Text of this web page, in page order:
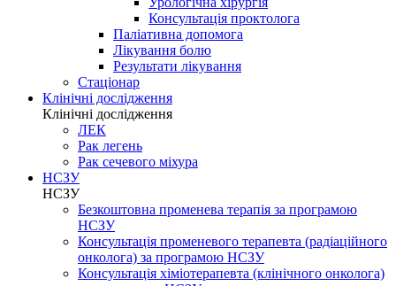
Консультація проктолога
Паліативна допомога
Лікування болю
Результати лікування
Стаціонар
Клінічні дослідження
Клінічні дослідження
ЛЕК
Рак легень
Рак сечевого міхура
НСЗУ
НСЗУ
Безкоштовна променева терапія за програмою
НСЗУ
Консультація променевого терапевта (радіаційного
онколога) за програмою НСЗУ
Консультація хіміотерапевта (клінічного онколога)